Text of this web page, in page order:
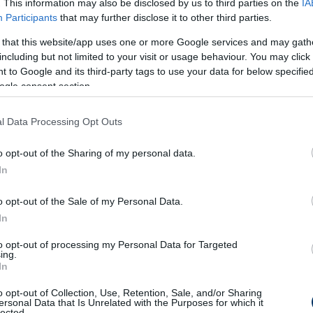
This information may also be disclosed by us to third parties on the
Participants that may further disclose it to other third parties.
that this website/app uses one or more Google services and may
but not limited to your visit or usage behaviour. You may
to Google and its third-party tags to use your data for below
consent section.
Data Processing Opt Outs
opt-out of the Sharing of my personal data.
opt-out of the Sale of my Personal Data.
opt-out of processing my Personal Data for Targeted
opt-out of Collection, Use, Retention, Sale, and/or Sharing
Data that Is Unrelated with the Purposes for which it
csoportkör, Chelsea-Juventus (ismétlés)
Liverpool-Burnley (ismétlés)
Manchester City-Norwich (ismétlés)
Manchester City-Arsenal (ismétlés)
Tottenham-Watford (ismétlés)
Tottenham-Chelsea (ismétlés)
Arsenal-Liverpool (ismétlés)
PSG-Reims (ismétlés)
Montpellier-Monaco (ismétlés)
Nantes-Lorient (ismétlés)